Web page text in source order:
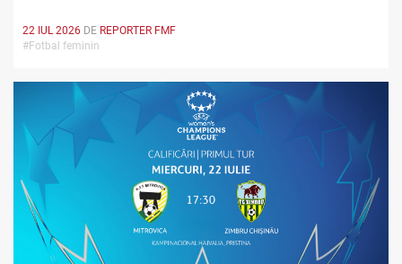
22 IUL 2026 DE REPORTER FMF
#Fotbal feminin